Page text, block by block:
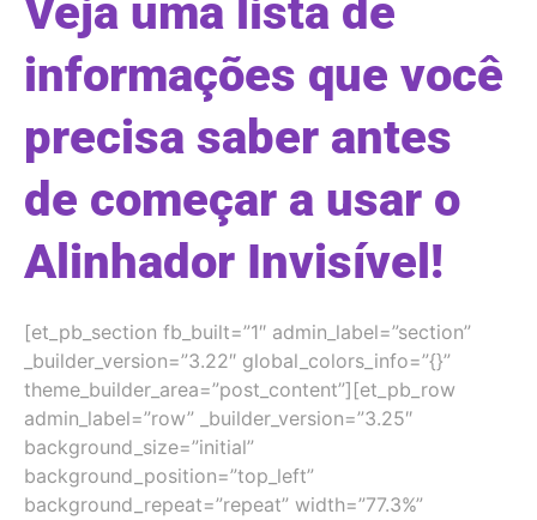
Veja uma lista de
informações que você
precisa saber antes
de começar a usar o
Alinhador Invisível!
[et_pb_section fb_built=”1″ admin_label=”section”
_builder_version=”3.22″ global_colors_info=”{}”
theme_builder_area=”post_content”][et_pb_row
admin_label=”row” _builder_version=”3.25″
background_size=”initial”
background_position=”top_left”
background_repeat=”repeat” width=”77.3%”